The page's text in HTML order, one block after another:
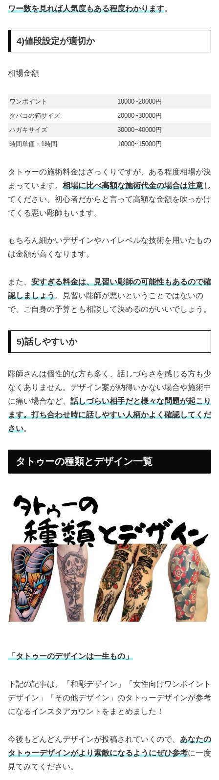
ワー数を見れば人気度もある程度わかります。
4)値段設定が適切か
相場金額
ワンポイント
10000~20000円
タバコの箱サイズ
20000~30000円
ハガキサイズ
30000~40000円
時間単価：1時間
10000~15000円
タトゥーの施術料金はざっくりですが、ある程度相場が決
まっています。 相場に比べ高額な施術代金の場合は注意し
てください。初心者だからと言って高額な金額を吹っかけ
てくる悪い彫師もいます。
もちろん細かいデザインやハイレベルな技術を用いたもの
は金額が高くなります。
また、 安すぎる料金は、見習い彫師の可能性もあるので確
認しましょう。見習い彫師が悪いということではないの
で、ご自身の予算とも相談して決めるのがいいでしょう。
5)話しやすいか
彫師さんは個性的な方も多く、話しづらさを感じる方も少
なくありません。デザイン案が納得いかない場合や施術中
に痛い場合など、 話しづらい相手だと様々な問題が起こり
ます。打ち合わせ時に話しやすい人柄かよく確認してくだ
さい。
タトゥーの種類とデザイン一覧
「タトゥーのデザインは一生もの」
下記の記事は、「和彫デザイン」「女性向けワンポイント
デザイン」「その他デザイン」のタトゥーデザインが参考
になるインスタアカウントをまとめました！
今後もどんどんデザインが投稿されていくので、 あなたの
タトゥーデザインがより素敵になるようにぜひ参考に一度
見てみてください。